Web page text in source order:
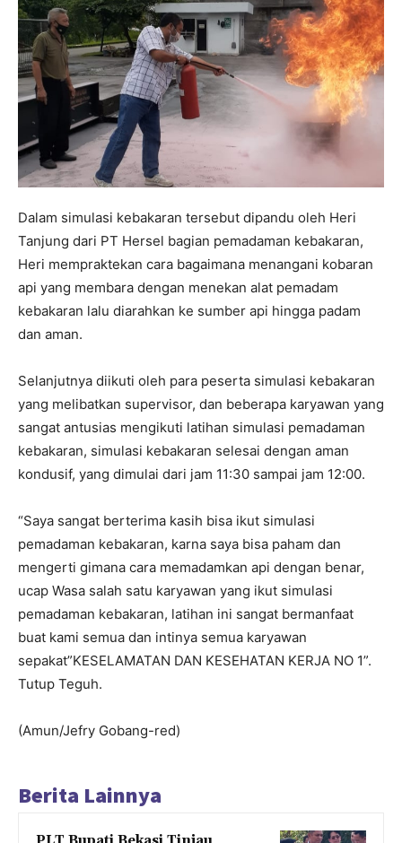
Dalam simulasi kebakaran tersebut dipandu oleh Heri
Tanjung dari PT Hersel bagian pemadaman kebakaran,
Heri mempraktekan cara bagaimana menangani kobaran
api yang membara dengan menekan alat pemadam
kebakaran lalu diarahkan ke sumber api hingga padam
dan aman.
Selanjutnya diikuti oleh para peserta simulasi kebakaran
yang melibatkan supervisor, dan beberapa karyawan yang
sangat antusias mengikuti latihan simulasi pemadaman
kebakaran, simulasi kebakaran selesai dengan aman
kondusif, yang dimulai dari jam 11:30 sampai jam 12:00.
“Saya sangat berterima kasih bisa ikut simulasi
pemadaman kebakaran, karna saya bisa paham dan
mengerti gimana cara memadamkan api dengan benar,
ucap Wasa salah satu karyawan yang ikut simulasi
pemadaman kebakaran, latihan ini sangat bermanfaat
buat kami semua dan intinya semua karyawan
sepakat”KESELAMATAN DAN KESEHATAN KERJA NO 1”.
Tutup Teguh.
(Amun/Jefry Gobang-red)
Berita Lainnya